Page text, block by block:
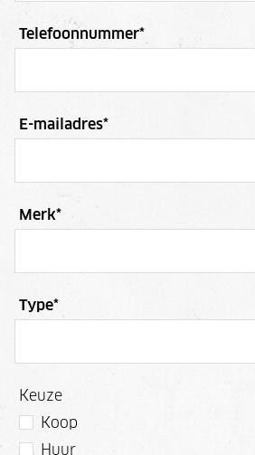
Telefoonnummer*
E-mailadres*
Merk*
Type*
Keuze
Koop
Huur